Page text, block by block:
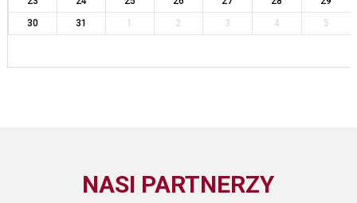
30
31 1 2 3 4 5
NASI PARTNERZY